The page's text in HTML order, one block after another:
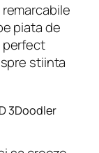
piata de
perfect
stiinta
3Doodler